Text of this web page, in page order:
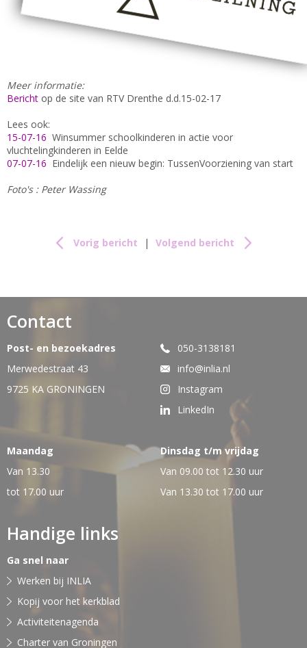
Meer informatie:
Bericht op de site van RTV Drenthe d.d.15-02-17
Lees ook:
15-07-16 Winsummer schoolkinderen in actie voor
vluchtelingkinderen in Eelde
07-07-16 Eindelijk een nieuw begin: TussenVoorziening van start
Foto's : Peter Wassing
Vorig bericht | Volgend bericht
Contact
Post- en bezoekadres
Merwedestraat 43
9725 KA GRONINGEN
050-3138181
info@inlia.nl
Instagram
LinkedIn
Maandag
Van 13.30
tot 17.00 uur
Dinsdag t/m vrijdag
Van 09.00 tot 12.30 uur
Van 13.30 tot 17.00 uur
Handige links
Ga snel naar
Werken bij INLIA
Kopij voor het kerkblad
Activiteitenagenda
Charter van Groningen